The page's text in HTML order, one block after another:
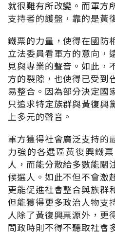
就很難有所改變。而軍方
支持者的護盤，靠的是黃
鐵票的力量，使得在國防
立法委員看軍方的意向，
見與專業的聲音。如此，
方的裂隙，也使得已受到
易整合。因為部分決定國
只追求特定族群與黃復興
上多元的聲音。
軍方獲得社會廣泛支持的
力強的各選區黃復興鐵
人，而能分散給多數能關
候選人。如此不但不會激
更能促進社會整合與族群
但能獲得更多政治人物支
人除了黃復興票源外，更
問政時則不得不聽取社會